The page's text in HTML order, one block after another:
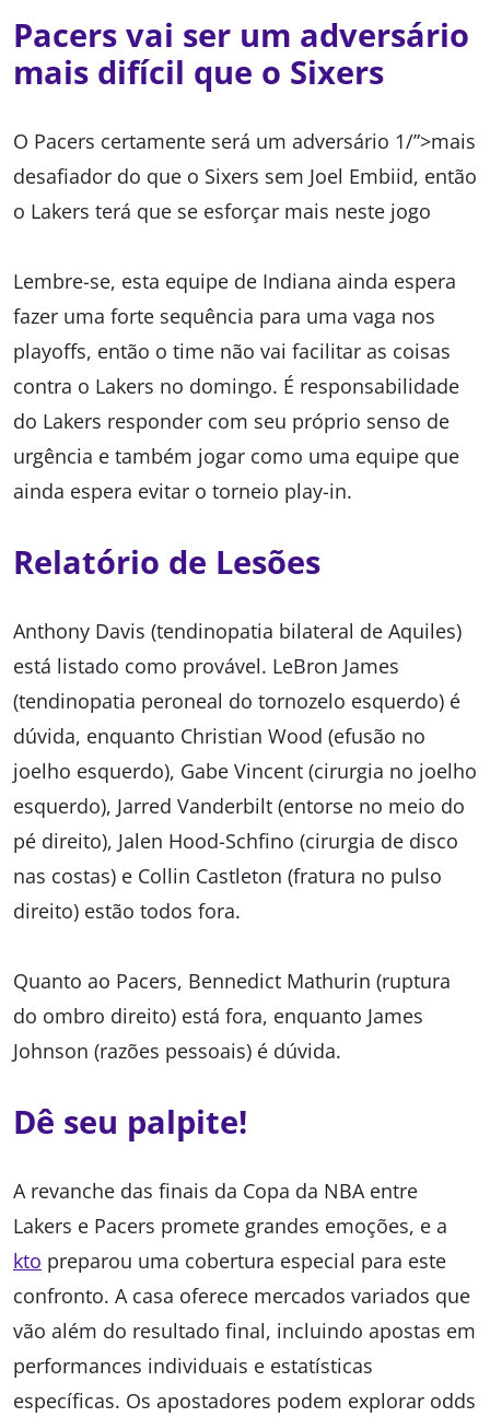
Pacers vai ser um adversário
mais difícil que o Sixers
O Pacers certamente será um adversário 1/”>mais
desafiador do que o Sixers sem Joel Embiid, então
o Lakers terá que se esforçar mais neste jogo
Lembre-se, esta equipe de Indiana ainda espera
fazer uma forte sequência para uma vaga nos
playoffs, então o time não vai facilitar as coisas
contra o Lakers no domingo. É responsabilidade
do Lakers responder com seu próprio senso de
urgência e também jogar como uma equipe que
ainda espera evitar o torneio play-in.
Relatório de Lesões
Anthony Davis (tendinopatia bilateral de Aquiles)
está listado como provável. LeBron James
(tendinopatia peroneal do tornozelo esquerdo) é
dúvida, enquanto Christian Wood (efusão no
joelho esquerdo), Gabe Vincent (cirurgia no joelho
esquerdo), Jarred Vanderbilt (entorse no meio do
pé direito), Jalen Hood-Schfino (cirurgia de disco
nas costas) e Collin Castleton (fratura no pulso
direito) estão todos fora.
Quanto ao Pacers, Bennedict Mathurin (ruptura
do ombro direito) está fora, enquanto James
Johnson (razões pessoais) é dúvida.
Dê seu palpite!
A revanche das finais da Copa da NBA entre
Lakers e Pacers promete grandes emoções, e a
kto preparou uma cobertura especial para este
confronto. A casa oferece mercados variados que
vão além do resultado final, incluindo apostas em
performances individuais e estatísticas
específicas. Os apostadores podem explorar odds